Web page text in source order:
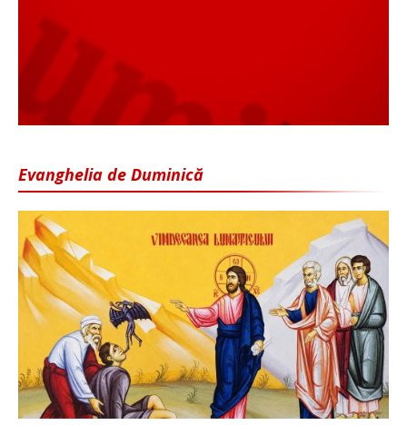
Evanghelia de Duminică